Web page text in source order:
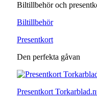
Biltillbehör och
Biltillbehör
Presentkort
Den perfekta gåvan
Presentkort